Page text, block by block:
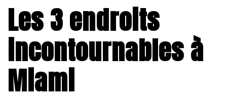
Les 3 endroits
incontournables à
Miami